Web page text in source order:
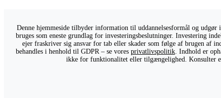
Denne hjemmeside tilbyder information til uddannelsesformål og
bruges som eneste grundlag for investeringsbeslutninger. Investering
ejer fraskriver sig ansvar for tab eller skader som følge af brugen af
behandles i henhold til GDPR – se vores privatlivspolitik. Indhold er
ikke for funktionalitet eller tilgængelighed. Konsulter